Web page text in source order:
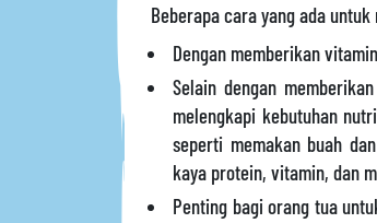
Beberapa cara yang ada
Dengan memberikan
Selain dengan
melengkapi kebutuhan
seperti memakan buah
kaya protein, vitamin, dan
Penting bagi orang tua